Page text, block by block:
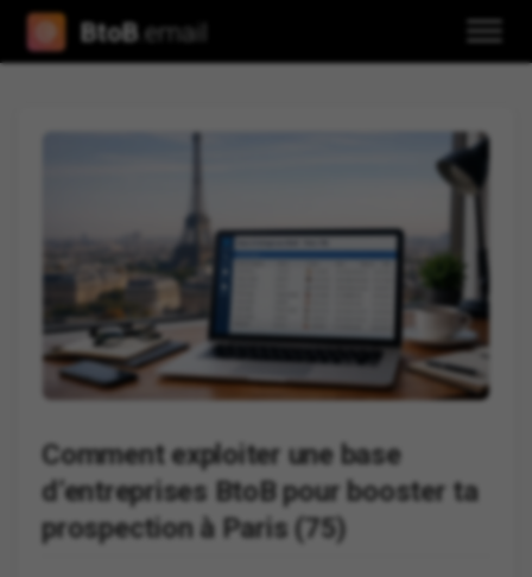
BtoB .email
Comment exploiter une base
d’entreprises BtoB pour booster ta
prospection à Paris (75)